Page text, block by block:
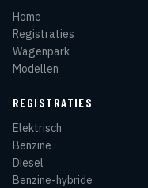
Home
Registraties
Wagenpark
Modellen
REGISTRATIES
Elektrisch
Benzine
Diesel
Benzine-hybride